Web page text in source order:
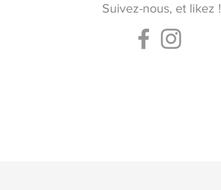
Suivez-nous, et likez !